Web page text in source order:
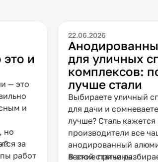
и
— это
и
но
за
работ
22.06.2026
для уличных
комплексов:
лучше стали
Выбираете уличный
для дачи и
лучше? Сталь
производители все
анодированный
веские причины.
В этой статье